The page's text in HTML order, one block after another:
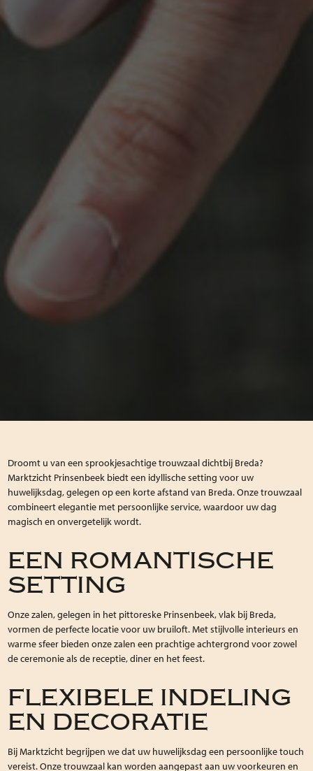
Droomt u van een sprookjesachtige trouwzaal dichtbij Breda?
Marktzicht Prinsenbeek biedt een idyllische setting voor uw
huwelijksdag, gelegen op een korte afstand van Breda. Onze trouwzaal
combineert elegantie met persoonlijke service, waardoor uw dag
magisch en onvergetelijk wordt.
EEN ROMANTISCHE
SETTING
Onze zalen, gelegen in het pittoreske Prinsenbeek, vlak bij Breda,
vormen de perfecte locatie voor uw bruiloft. Met stijlvolle interieurs en
warme sfeer bieden onze zalen een prachtige achtergrond voor zowel
de ceremonie als de receptie, diner en het feest.
FLEXIBELE INDELING
EN DECORATIE
Bij Marktzicht begrijpen we dat uw huwelijksdag een persoonlijke touch
vereist. Onze trouwzaal kan worden aangepast aan uw voorkeuren en